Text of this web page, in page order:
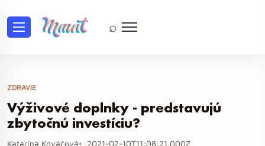
⌕
ZDRAVIE
Výživové doplnky - predstavujú
zbytočnú investíciu?
Katarína Kováčová
2021-02-10T11:08:21.000Z